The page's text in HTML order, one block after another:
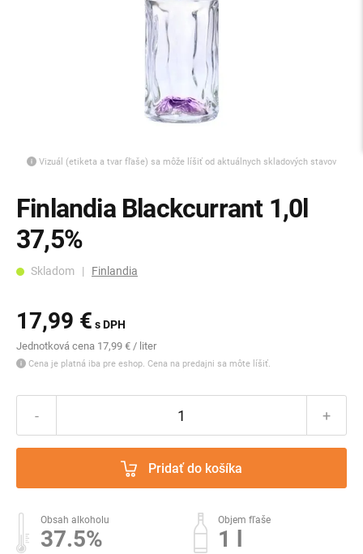
Vizuál (etiketa a tvar fľaše) sa môže líšiť od aktuálnych skladových stavov
Finlandia Blackcurrant 1,0l
37,5%
Skladom | Finlandia
17,99 € s DPH
Jednotková cena 17,99 € / liter
Cena je platná iba pre eshop. Cena na predajni sa môte líšiť.
- +
Pridať do košíka
Obsah alkoholu
37.5%
Objem fľaše
1 l